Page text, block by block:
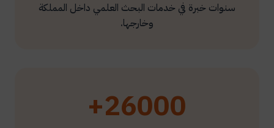
سنوات خبرة في خدمات البحث العلمي داخل المملكة
وخارجها.
26000+